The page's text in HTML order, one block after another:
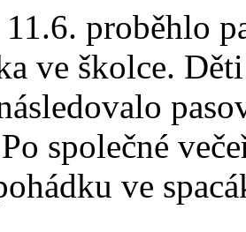
proběhlo
ve školce.
společné
ve